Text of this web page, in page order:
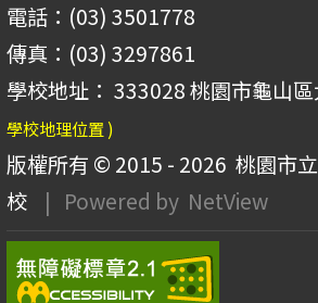
電話：(03) 3501778
傳真：(03) 3297861
學校地址： 333028 桃園市龜山
學校地理位置 )
版權所有 © 2015 - 2026 桃園市
校
| Powered by NetView